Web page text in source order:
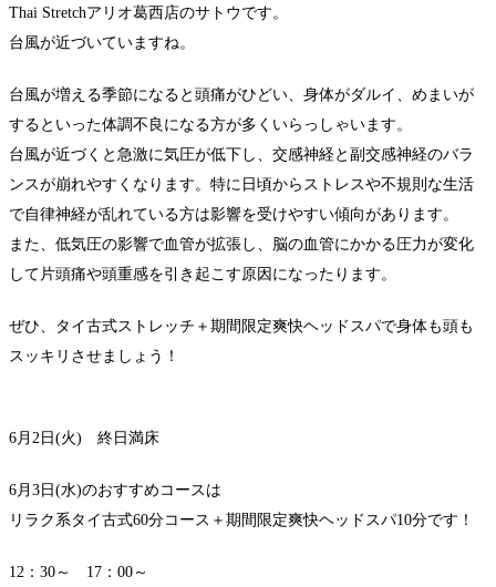
Thai Stretchアリオ葛西店のサトウです。
台風が近づいていますね。
台風が増える季節になると頭痛がひどい、身体がダルイ、めまいが
するといった体調不良になる方が多くいらっしゃいます。
台風が近づくと急激に気圧が低下し、交感神経と副交感神経のバラ
ンスが崩れやすくなります。特に日頃からストレスや不規則な生活
で自律神経が乱れている方は影響を受けやすい傾向があります。
また、低気圧の影響で血管が拡張し、脳の血管にかかる圧力が変化
して片頭痛や頭重感を引き起こす原因になったります。
ぜひ、タイ古式ストレッチ＋期間限定爽快ヘッドスパで身体も頭も
スッキリさせましょう！
6月2日(火) 終日満床
6月3日(水)のおすすめコースは
リラク系タイ古式60分コース＋期間限定爽快ヘッドスパ10分です！
12：30～ 17：00～